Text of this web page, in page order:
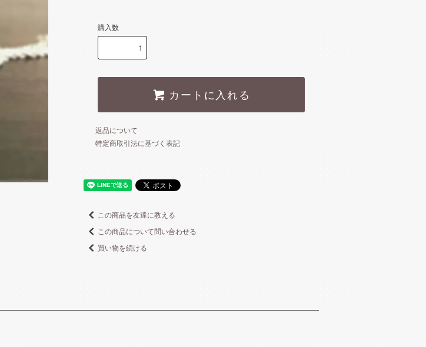
購入数
カートに入れる
返品について
特定商取引法に基づく表記
この商品を友達に教える
この商品について問い合わせる
買い物を続ける